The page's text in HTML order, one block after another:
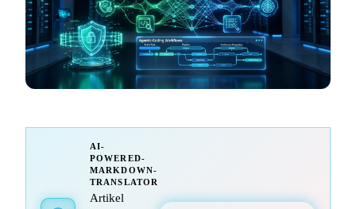
AI-
POWERED-
MARKDOWN-
TRANSLATOR
Artikel